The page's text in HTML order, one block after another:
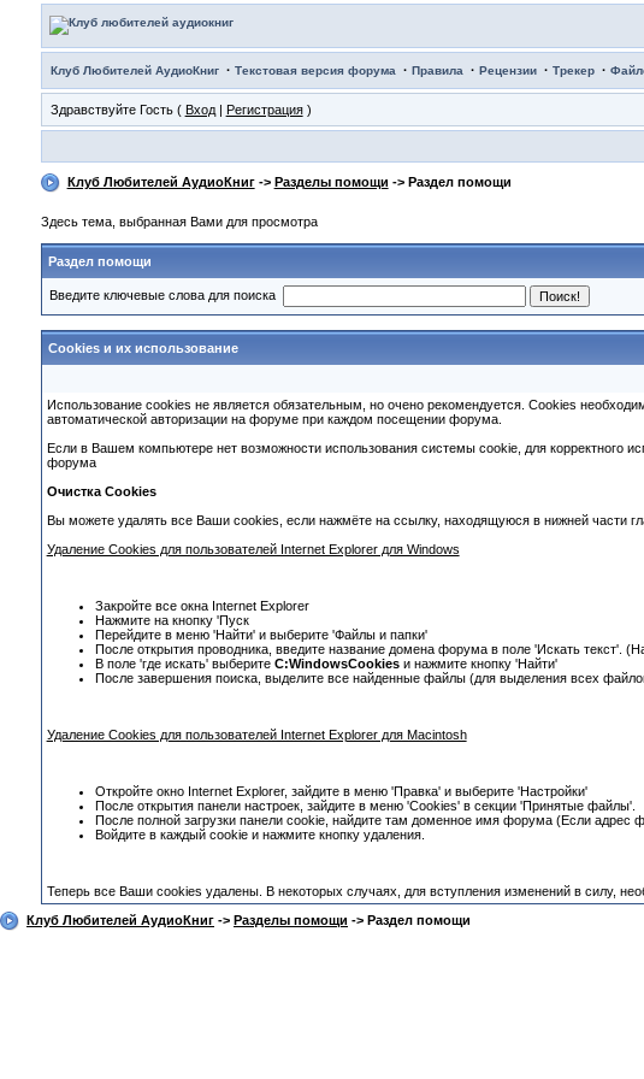
Клуб Любителей АудиоКниг· Текстовая версия форума · Правила · Рецензии· Трекер·
Здравствуйте Гость ( Вход| Регистрация)
Клуб Любителей АудиоКниг-> Разделы помощи -> Раздел помощи
Здесь тема, выбранная Вами для просмотра
Раздел помощи
Введите ключевые слова для поиска
Cookies и их использование
Использование cookies не является обязательным, но очено рекомендуется. Cookies
автоматической авторизации на форуме при каждом посещении форума.
Если в Вашем компьютере нет возможности использования системы cookie, для корректного
форума
Очистка Cookies
Вы можете удалять все Ваши cookies, если нажмёте на ссылку, находящуюся в нижней части
Удаление Cookies для пользователей Internet Explorer для Windows
Закройте все окна Internet Explorer
Нажмите на кнопку 'Пуск
Перейдите в меню 'Найти' и выберите 'Файлы и папки'
После открытия проводника, введите название домена форума в поле 'Искать текст'.
В поле 'где искать' выберите C:WindowsCookiesи нажмите кнопку 'Найти'
После завершения поиска, выделите все найденные файлы (для выделения всех
Удаление Cookies для пользователей Internet Explorer для Macintosh
Откройте окно Internet Explorer, зайдите в меню 'Правка' и выберите 'Настройки'
После открытия панели настроек, зайдите в меню 'Cookies' в секции 'Принятые файлы'.
После полной загрузки панели cookie, найдите там доменное имя форума (Если
Войдите в каждый cookie и нажмите кнопку удаления.
Теперь все Ваши cookies удалены. В некоторых случаях, для вступления изменений в силу,
Клуб Любителей АудиоКниг -> Разделы помощи -> Раздел помощи